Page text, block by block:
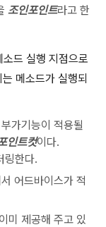
조인포인트라고 한
드 실행 지점으로
메소드가 실행되
가기능이 적용될
인트컷이다.
링한다.
어드바이스가 적
미 제공해 주고 있